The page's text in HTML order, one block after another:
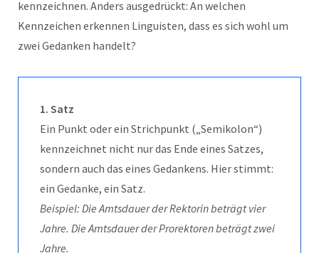
kennzeichnen. Anders ausgedrückt: An welchen
Kennzeichen erkennen Linguisten, dass es sich wohl um
zwei Gedanken handelt?
1. Satz
Ein Punkt oder ein Strichpunkt („Semikolon“)
kennzeichnet nicht nur das Ende eines Satzes,
sondern auch das eines Gedankens. Hier stimmt:
ein Gedanke, ein Satz.
Beispiel: Die Amtsdauer der Rektorin beträgt vier
Jahre. Die Amtsdauer der Prorektoren beträgt zwei
Jahre.